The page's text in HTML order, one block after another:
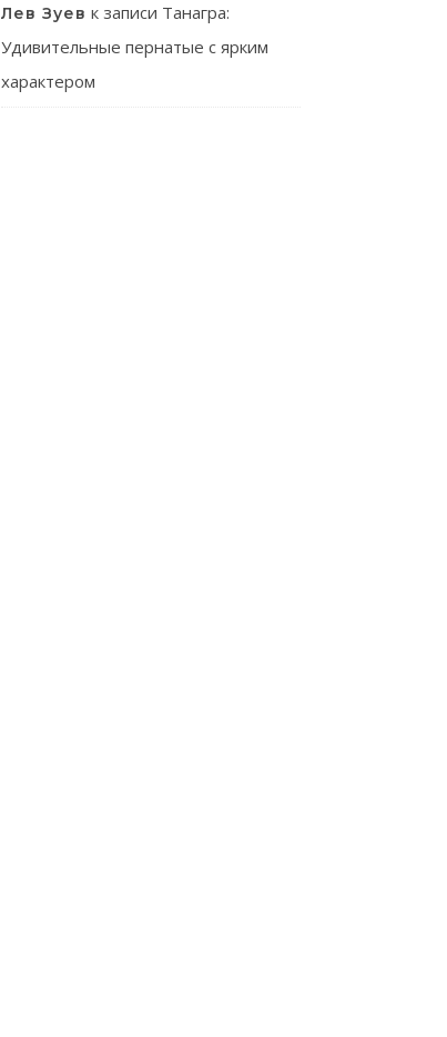
Лев Зуев к записи Танагра:
Удивительные пернатые с ярким
характером